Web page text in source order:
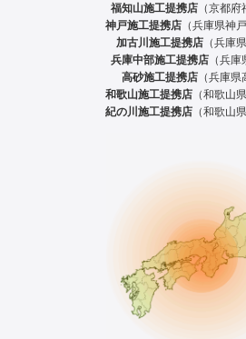
福知山施工提携店 （京都府
神戸施工提携店 （兵庫県神
加古川施工提携店 （兵庫
兵庫中部施工提携店 （兵庫
高砂施工提携店 （兵庫県
和歌山施工提携店 （和歌山
紀の川施工提携店 （和歌山